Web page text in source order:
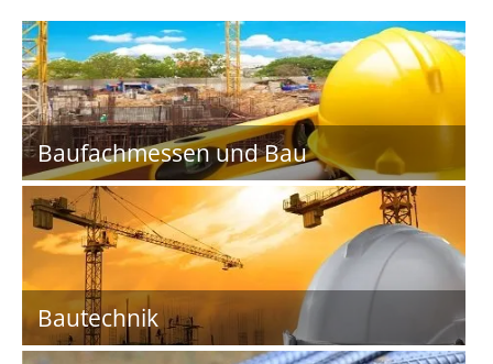
Baufachmessen und Bau
Bautechnik